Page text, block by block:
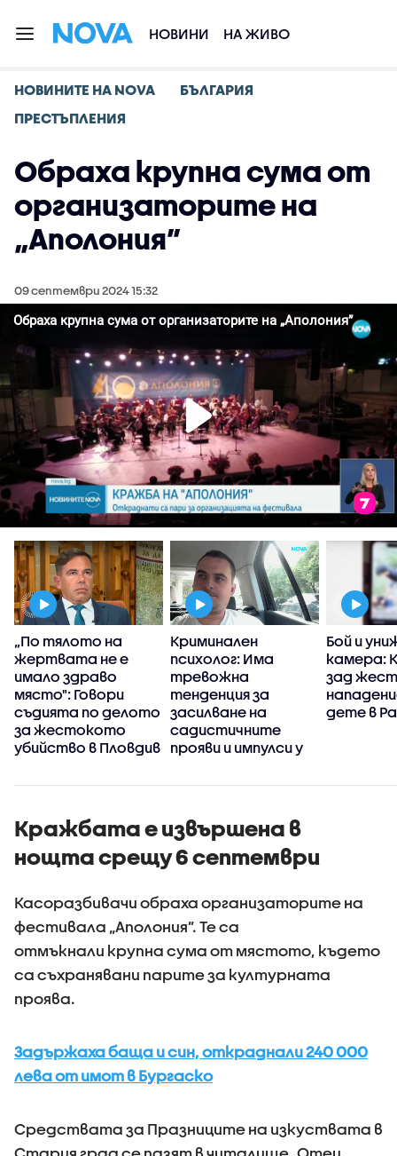
НОВИНИ НА ЖИВО
НОВИНИТЕ НА NOVA
БЪЛГАРИЯ
ПРЕСТЪПЛЕНИЯ
Обраха крупна сума от
организаторите на
„Аполония”
09 септември 2024 15:32
„По тялото на
жертвата не е
имало здраво
място": Говори
съдията по делото
за жестокото
убийство в Пловдив
Криминален
психолог: Има
тревожна
тенденция за
засилване на
садистичните
прояви и импулси у
Бой и
камера:
зад
дете в
Кражбата е извършена в
нощта срещу 6 септември
Касоразбивачи обраха организаторите на
фестивала „Аполония”. Те са
отмъкнали крупна сума от мястото, където
са съхранявани парите за културната
проява.
Задържаха баща и син, откраднали 240 000
лева от имот в Бургаско
Средствата за Празниците на изкуствата в